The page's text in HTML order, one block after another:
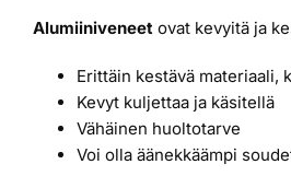
Alumiiniveneet ovat kevyitä ja
Erittäin kestävä materiaali,
Kevyt kuljettaa ja käsitellä
Vähäinen huoltotarve
Voi olla äänekkäämpi